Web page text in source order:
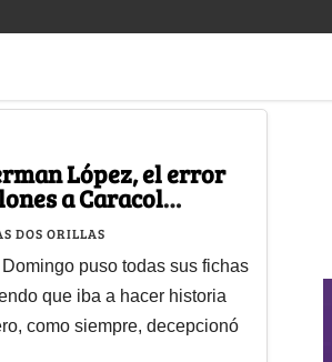
López, el error
a Caracol
DOS ORILLAS
puso todas sus fichas
que iba a hacer historia
como siempre, decepcionó